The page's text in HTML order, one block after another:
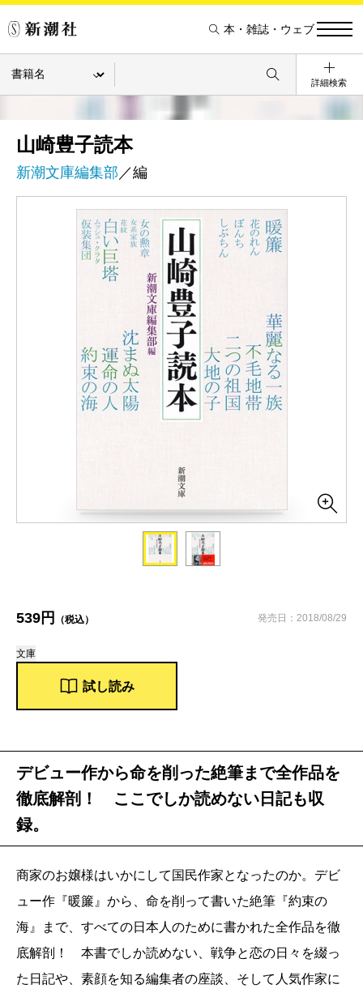
本・雑誌・ウェブ
詳細検索
山崎豊子読本
新潮文庫編集部 ／編
539円 （税込） 発売日：2018/08/29
文庫
試し読み
デビュー作から命を削った絶筆まで全作品を
徹底解剖！ ここでしか読めない日記も収
録。
商家のお嬢様はいかにして国民作家となったのか。デビ
ュー作『暖簾』から、命を削って書いた絶筆『約束の
海』まで、すべての日本人のために書かれた全作品を徹
底解剖！ 本書でしか読めない、戦争と恋の日々を綴っ
た日記や、素顔を知る編集者の座談、そして人気作家に